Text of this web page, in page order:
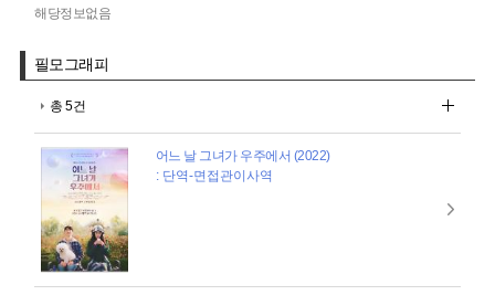
해당정보없음
필모그래피
총 5건
어느 날 그녀가 우주에서 (2022)
: 단역-면접관이사역